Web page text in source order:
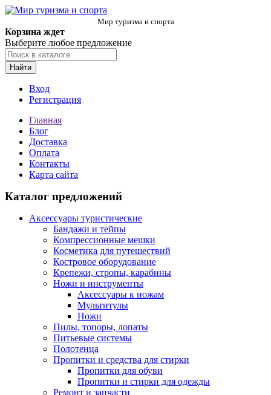
Мир туризма и спорта
Корзина ждет
Выберите любое предложение
Найти
Вход
Регистрация
Главная
Блог
Доставка
Оплата
Контакты
Карта сайта
Каталог предложений
Аксессуары туристические
Бандажи и тейпы
Компрессионные мешки
Косметика для путешествий
Костровое оборудование
Крепежи, стропы, карабины
Ножи и инструменты
Аксессуары к ножам
Мультитулы
Ножи
Пилы, топоры, лопаты
Питьевые системы
Полотенца
Пропитки и средства для стирки
Пропитки для обуви
Пропитки и стирки для одежды
Ремонт и запчасти